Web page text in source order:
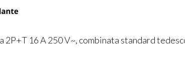
2P+T 16 A 250 V~, combinata standard